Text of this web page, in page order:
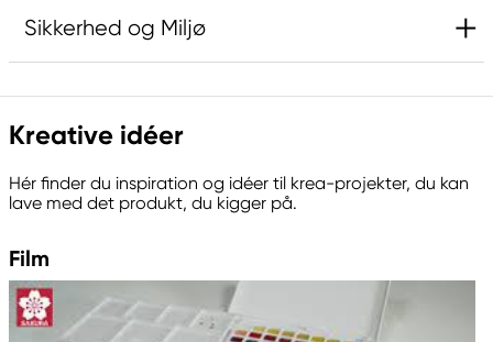
Sikkerhed og Miljø
Ansvarlig EU
Sakura
Sophialaan 46
7311 PD Apeldoorn, Netherlands
+31 (0)55 527 4700
Kreative idéer
Hér finder du inspiration og idéer til krea-projekter, du kan
lave med det produkt, du kigger på.
Film